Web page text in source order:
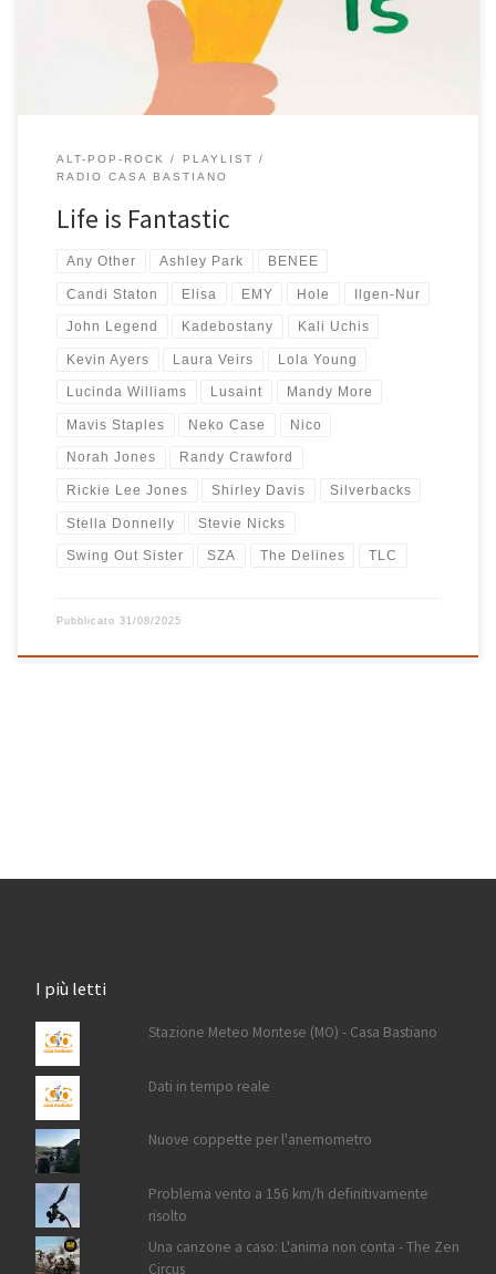
sempre la stessa: ascolto canzoni, quelle che mi colpiscono le
metto dentro una playlist […]
ALT-POP-ROCK
PLAYLIST
RADIO CASA BASTIANO
Life is Fantastic
Any Other Ashley Park BENEE
Candi Staton Elisa EMY Hole Ilgen-Nur
John Legend Kadebostany Kali Uchis
Kevin Ayers Laura Veirs Lola Young
Lucinda Williams Lusaint Mandy More
Mavis Staples Neko Case Nico
Norah Jones Randy Crawford
Rickie Lee Jones Shirley Davis Silverbacks
Stella Donnelly Stevie Nicks
Swing Out Sister SZA The Delines TLC
Pubblicato 31/08/2025
I più letti
Stazione Meteo Montese (MO) - Casa Bastiano
Dati in tempo reale
Nuove coppette per l'anemometro
Problema vento a 156 km/h definitivamente
risolto
Una canzone a caso: L'anima non conta - The Zen
Circus